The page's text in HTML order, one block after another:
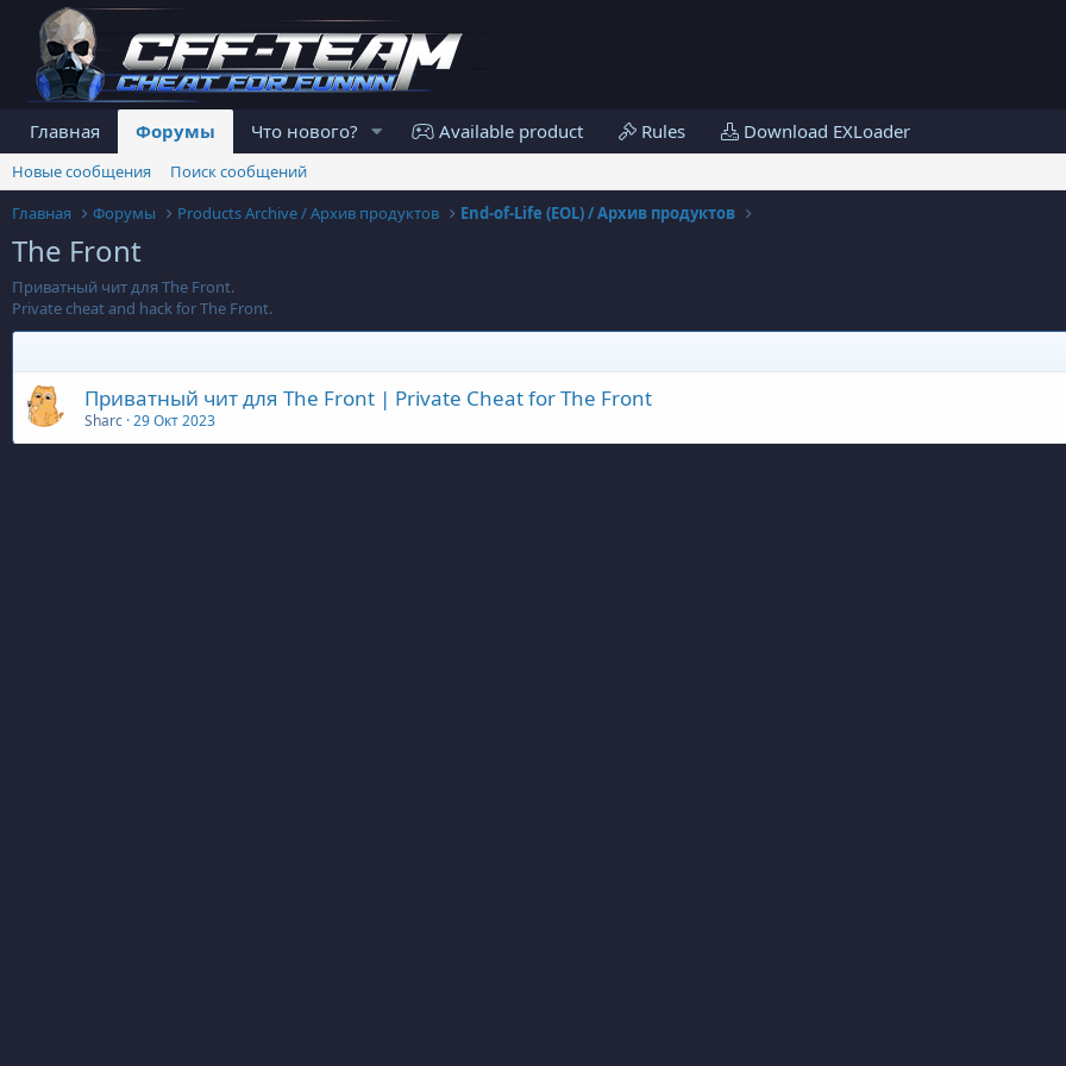
Главная Форумы Что нового? Available product Rules Download EXLoader
Новые сообщения
Поиск сообщений
Главная
Форумы Products Archive / Архив продуктов End-of-Life (EOL) / Архив продуктов
The Front
Приватный чит для The Front.
Private cheat and hack for The Front.
Приватный чит для The Front | Private Cheat for The Front
Sharc 29 Окт 2023